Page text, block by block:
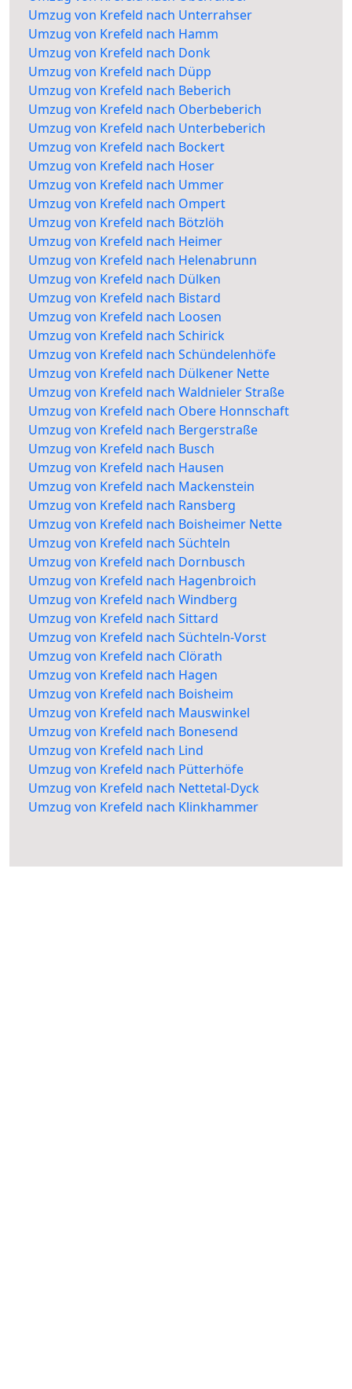
Umzug von Krefeld nach Unterrahser
Umzug von Krefeld nach Hamm
Umzug von Krefeld nach Donk
Umzug von Krefeld nach Düpp
Umzug von Krefeld nach Beberich
Umzug von Krefeld nach Oberbeberich
Umzug von Krefeld nach Unterbeberich
Umzug von Krefeld nach Bockert
Umzug von Krefeld nach Hoser
Umzug von Krefeld nach Ummer
Umzug von Krefeld nach Ompert
Umzug von Krefeld nach Bötzlöh
Umzug von Krefeld nach Heimer
Umzug von Krefeld nach Helenabrunn
Umzug von Krefeld nach Dülken
Umzug von Krefeld nach Bistard
Umzug von Krefeld nach Loosen
Umzug von Krefeld nach Schirick
Umzug von Krefeld nach Schündelenhöfe
Umzug von Krefeld nach Dülkener Nette
Umzug von Krefeld nach Waldnieler Straße
Umzug von Krefeld nach Obere Honnschaft
Umzug von Krefeld nach Bergerstraße
Umzug von Krefeld nach Busch
Umzug von Krefeld nach Hausen
Umzug von Krefeld nach Mackenstein
Umzug von Krefeld nach Ransberg
Umzug von Krefeld nach Boisheimer Nette
Umzug von Krefeld nach Süchteln
Umzug von Krefeld nach Dornbusch
Umzug von Krefeld nach Hagenbroich
Umzug von Krefeld nach Windberg
Umzug von Krefeld nach Sittard
Umzug von Krefeld nach Süchteln-Vorst
Umzug von Krefeld nach Clörath
Umzug von Krefeld nach Hagen
Umzug von Krefeld nach Boisheim
Umzug von Krefeld nach Mauswinkel
Umzug von Krefeld nach Bonesend
Umzug von Krefeld nach Lind
Umzug von Krefeld nach Pütterhöfe
Umzug von Krefeld nach Nettetal-Dyck
Umzug von Krefeld nach Klinkhammer